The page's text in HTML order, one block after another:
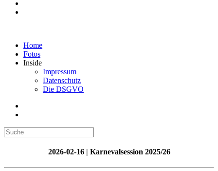
Home
Fotos
Inside
Impressum
Datenschutz
Die DSGVO
2026-02-16 | Karnevalsession 2025/26